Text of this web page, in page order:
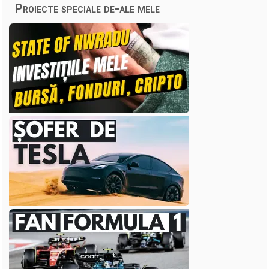
Proiecte speciale de-ale mele